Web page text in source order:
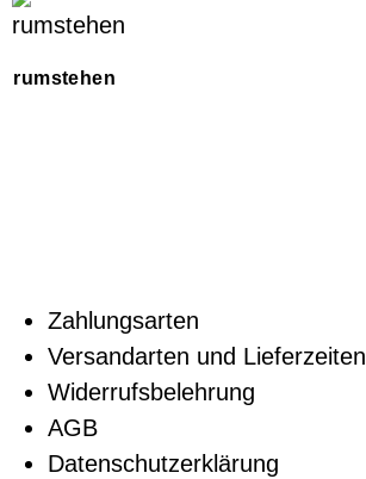
rumstehen
Zahlungsarten
Versandarten und Lieferzeiten
Widerrufsbelehrung
AGB
Datenschutzerklärung